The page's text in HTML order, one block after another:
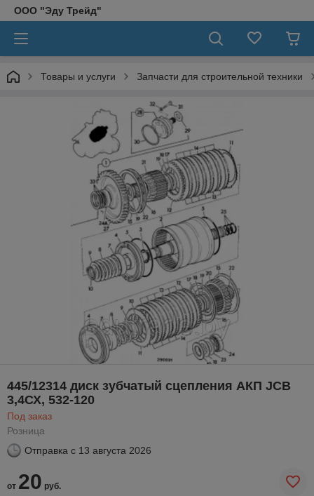
ООО "Эду Трейд"
Товары и услуги Запчасти для строительной техники
445/12314 диск зубчатый сцепления АКП JCB
3,4СХ, 532-120
Под заказ
Розница
Отправка с 13 августа 2026
от 20 руб.